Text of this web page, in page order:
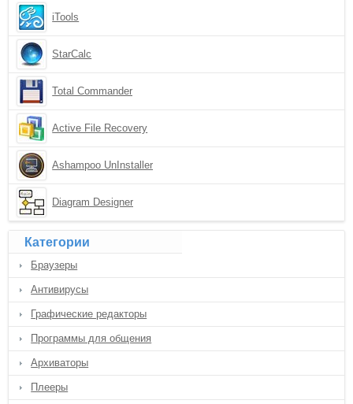
iTools
StarCalc
Total Commander
Active File Recovery
Ashampoo UnInstaller
Diagram Designer
Категории
Браузеры
Антивирусы
Графические редакторы
Программы для общения
Архиваторы
Плееры